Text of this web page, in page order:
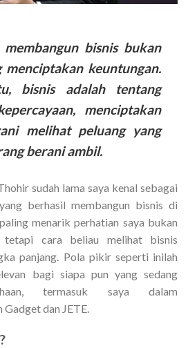
membangun bisnis bukan
menciptakan keuntungan.
bisnis adalah tentang
menciptakan
melihat peluang yang
berani ambil.
sudah lama saya kenal sebagai
berhasil membangun bisnis di
menarik perhatian saya bukan
tetapi cara beliau melihat bisnis
panjang. Pola pikir seperti inilah
bagi siapa pun yang sedang
termasuk saya dalam
dan JETE.